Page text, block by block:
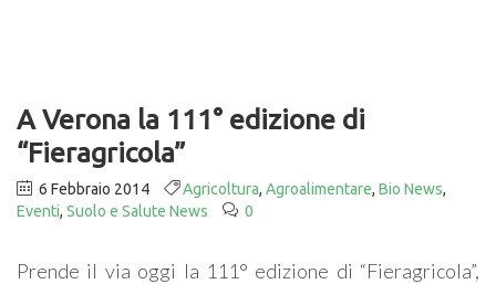
A Verona la 111° edizione di
“Fieragricola”
6 Febbraio 2014 Agricoltura, Agroalimentare, Bio News,
Eventi, Suolo e Salute News 0
Prende il via oggi la 111° edizione di “Fieragricola”,